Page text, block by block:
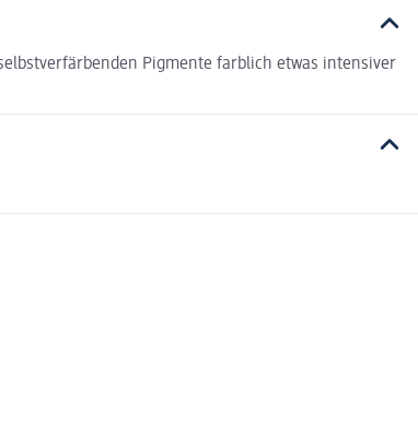
Pigmente farblich etwas intensiver